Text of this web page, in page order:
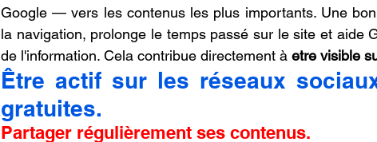
Google — vers les contenus les plus importants. Une
la navigation, prolonge le temps passé sur le site et aide
de l'information. Cela contribue directement à etre visible
Être actif sur les réseaux
gratuites.
Partager régulièrement ses contenus.